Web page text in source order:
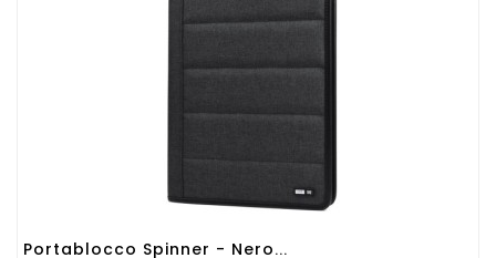
Portablocco Spinner - Nero...